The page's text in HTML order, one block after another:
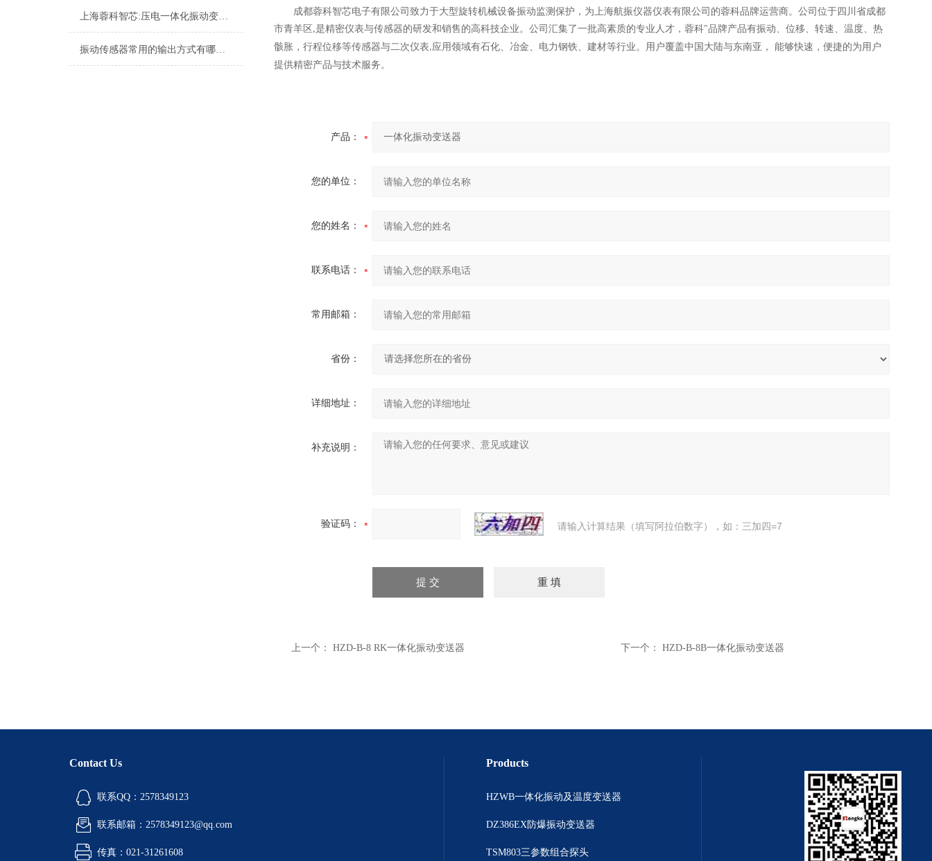
上海蓉科智芯:压电一体化振动变送器
振动传感器常用的输出方式有哪些？
成都蓉科智芯电子有限公司致力于大型旋转机械设备振动监测保护，为上海航振仪器仪表有限公司的蓉科品牌运营商。公司位于四川省成都
市青羊区 ,是精密仪表与传感器的研发和销售的高科技企业。公司汇集了一批高素质的专业人才，蓉科"品牌产品有振动、位移、转速、温度、热
骸胀，行程位移等传感器与二次仪表,应用领域有石化、冶金、电力钢铁、建材等行业。用户覆盖中国大陆与东南亚， 能够快速，便捷的为用户
提供精密产品与技术服务。
产品：
您的单位：
您的姓名：
联系电话：
常用邮箱：
省份：
详细地址：
补充说明：
验证码： 请输入计算结果（填写阿拉伯数字），如：三加四=7
上一个： HZD-B-8 RK一体化振动变送器 下一个： HZD-B-8B一体化振动变送器
Contact Us
联系QQ：2578349123
联系邮箱：2578349123@qq.com
传真：021-31261608
Products
HZWB一体化振动及温度变送器
DZ386EX防爆振动变送器
TSM803三参数组合探头